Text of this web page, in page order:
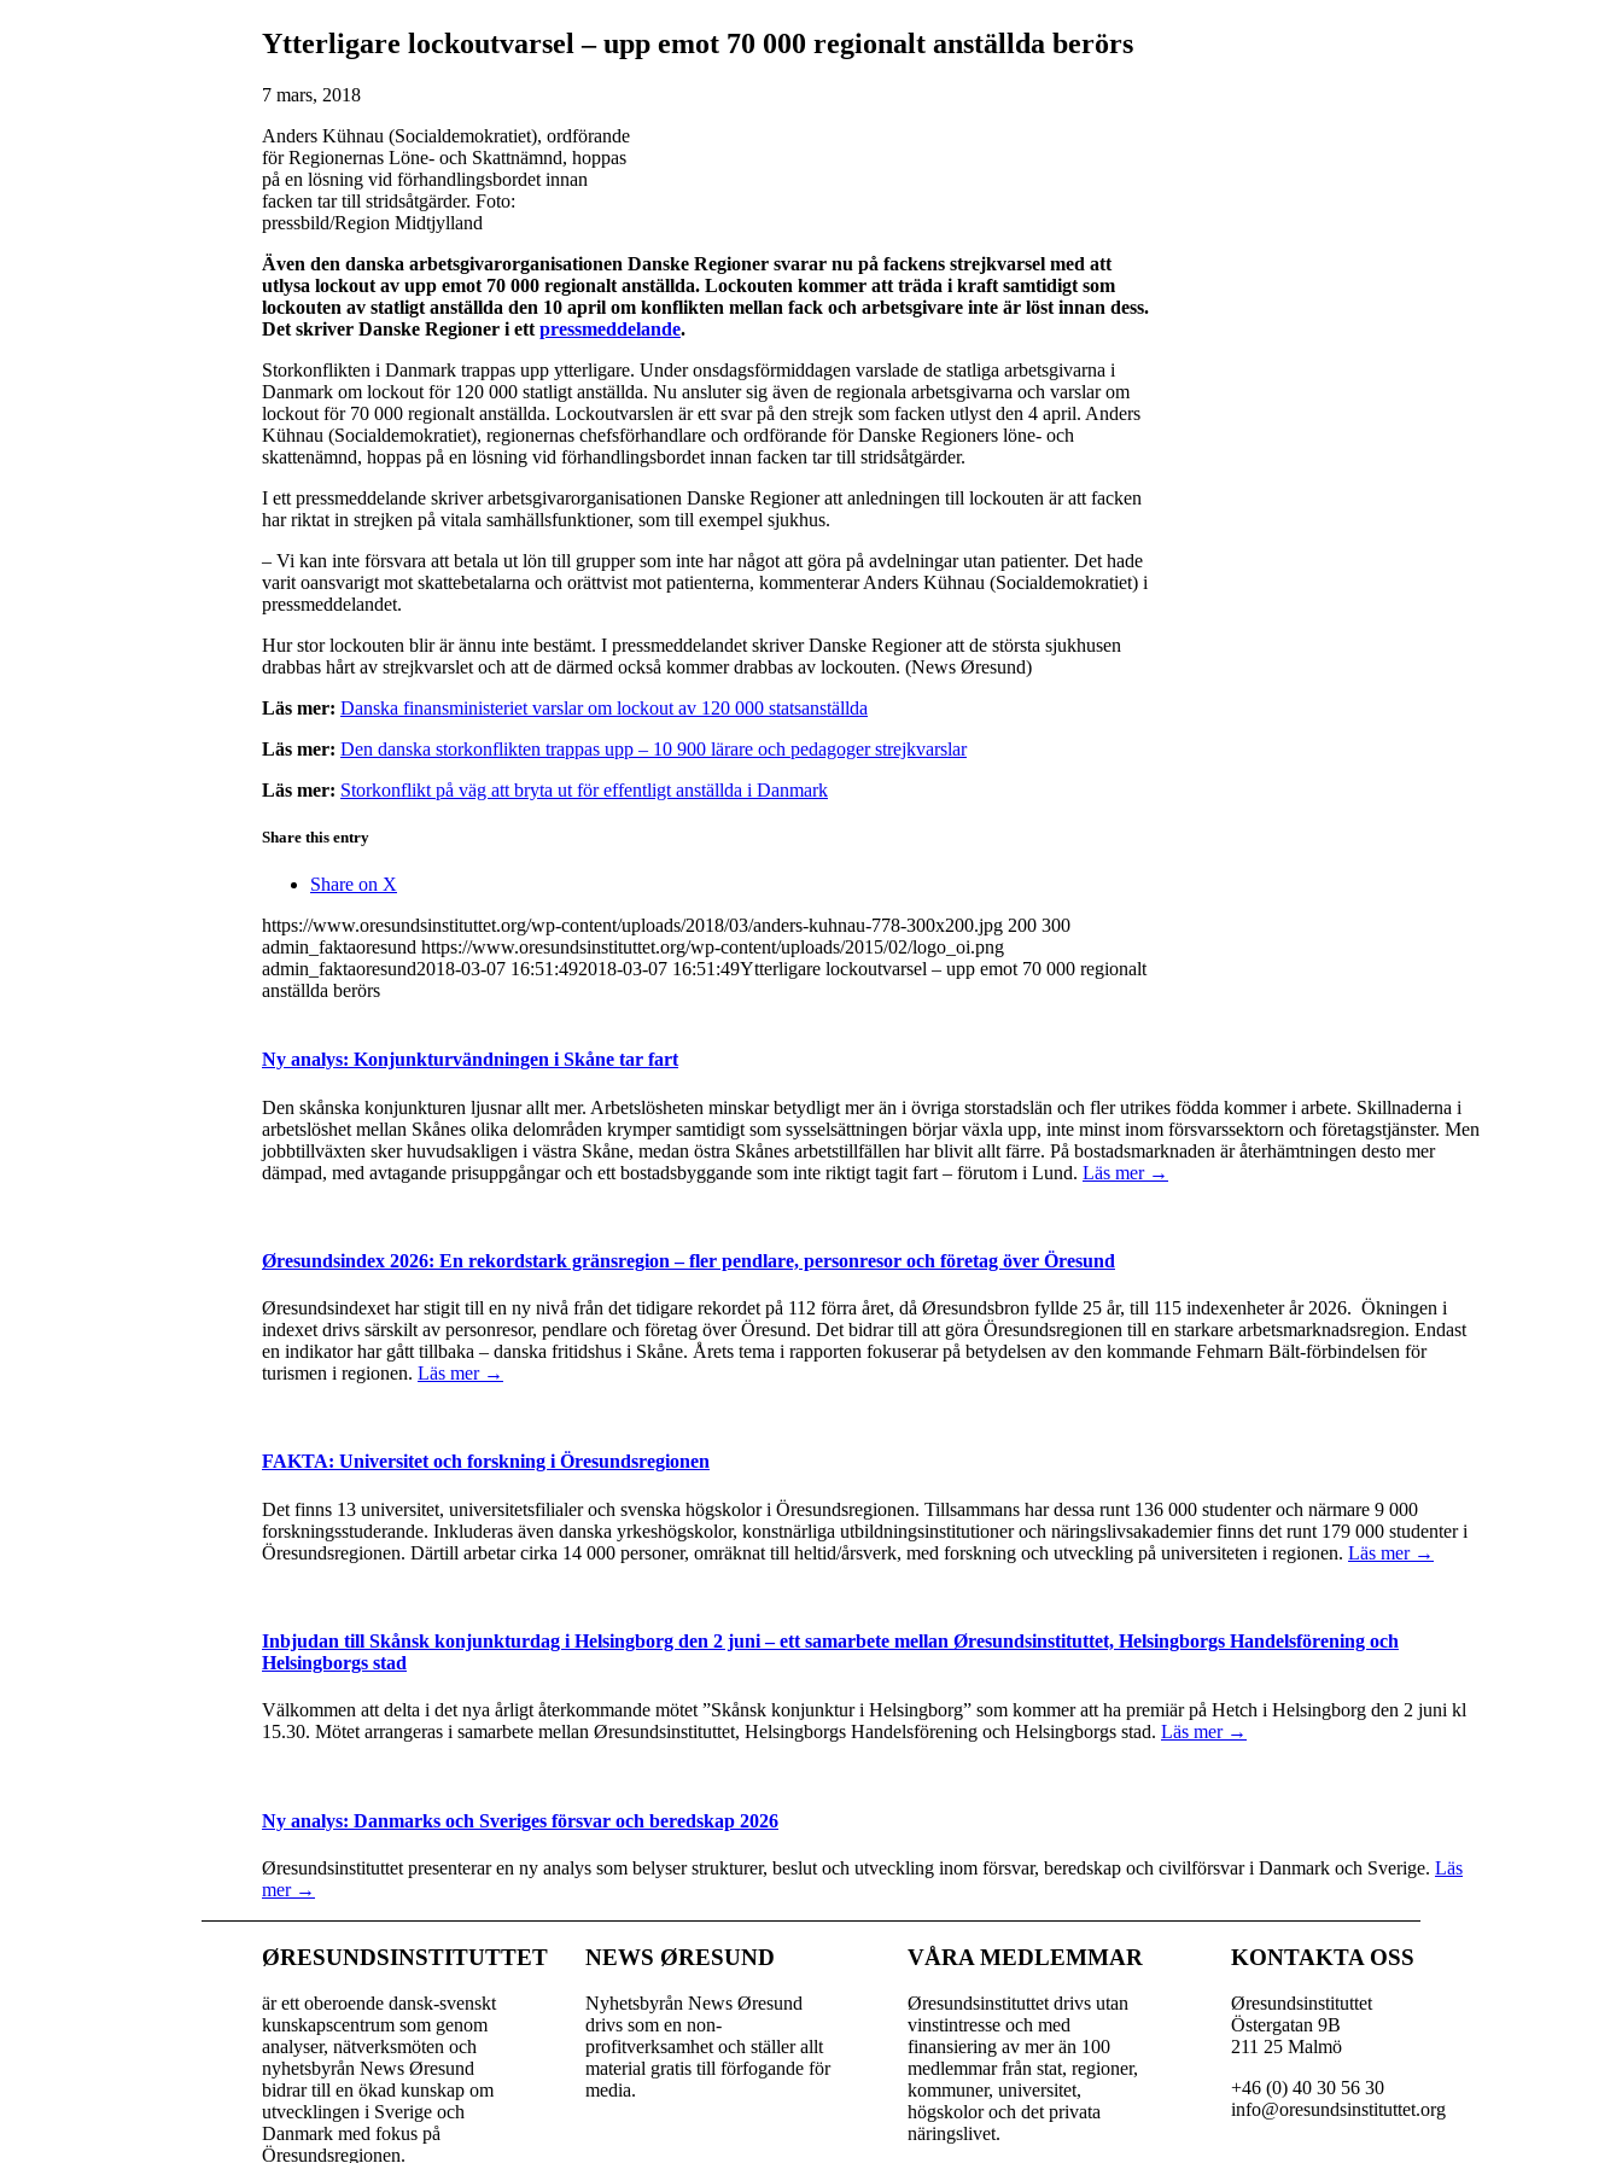
Ytterligare lockoutvarsel – upp emot 70 000 regionalt anställda berörs
7 mars, 2018
Anders Kühnau (Socialdemokratiet), ordförande
för Regionernas Löne- och Skattnämnd, hoppas
på en lösning vid förhandlingsbordet innan
facken tar till stridsåtgärder. Foto:
pressbild/Region Midtjylland
Även den danska arbetsgivarorganisationen Danske Regioner svarar nu på fackens strejkvarsel med att
utlysa lockout av upp emot 70 000 regionalt anställda. Lockouten kommer att träda i kraft samtidigt som
lockouten av statligt anställda den 10 april om konflikten mellan fack och arbetsgivare inte är löst innan dess.
Det skriver Danske Regioner i ett pressmeddelande.
Storkonflikten i Danmark trappas upp ytterligare. Under onsdagsförmiddagen varslade de statliga arbetsgivarna i
Danmark om lockout för 120 000 statligt anställda. Nu ansluter sig även de regionala arbetsgivarna och varslar om
lockout för 70 000 regionalt anställda. Lockoutvarslen är ett svar på den strejk som facken utlyst den 4 april. Anders
Kühnau (Socialdemokratiet), regionernas chefsförhandlare och ordförande för Danske Regioners löne- och
skattenämnd, hoppas på en lösning vid förhandlingsbordet innan facken tar till stridsåtgärder.
I ett pressmeddelande skriver arbetsgivarorganisationen Danske Regioner att anledningen till lockouten är att facken
har riktat in strejken på vitala samhällsfunktioner, som till exempel sjukhus.
– Vi kan inte försvara att betala ut lön till grupper som inte har något att göra på avdelningar utan patienter. Det hade
varit oansvarigt mot skattebetalarna och orättvist mot patienterna, kommenterar Anders Kühnau (Socialdemokratiet) i
pressmeddelandet.
Hur stor lockouten blir är ännu inte bestämt. I pressmeddelandet skriver Danske Regioner att de största sjukhusen
drabbas hårt av strejkvarslet och att de därmed också kommer drabbas av lockouten. (News Øresund)
Läs mer: Danska finansministeriet varslar om lockout av 120 000 statsanställda
Läs mer: Den danska storkonflikten trappas upp – 10 900 lärare och pedagoger strejkvarslar
Läs mer: Storkonflikt på väg att bryta ut för effentligt anställda i Danmark
Share this entry
Share on X
https://www.oresundsinstituttet.org/wp-content/uploads/2018/03/anders-kuhnau-778-300x200.jpg 200 300
admin_faktaoresund https://www.oresundsinstituttet.org/wp-content/uploads/2015/02/logo_oi.png
admin_faktaoresund2018-03-07 16:51:492018-03-07 16:51:49Ytterligare lockoutvarsel – upp emot 70 000 regionalt
anställda berörs
Ny analys: Konjunkturvändningen i Skåne tar fart
Den skånska konjunkturen ljusnar allt mer. Arbetslösheten minskar betydligt mer än i övriga storstadslän och fler utrikes födda kommer i arbete. Skillnaderna i
arbetslöshet mellan Skånes olika delområden krymper samtidigt som sysselsättningen börjar växla upp, inte minst inom försvarssektorn och företagstjänster. Men
jobbtillväxten sker huvudsakligen i västra Skåne, medan östra Skånes arbetstillfällen har blivit allt färre. På bostadsmarknaden är återhämtningen desto mer
dämpad, med avtagande prisuppgångar och ett bostadsbyggande som inte riktigt tagit fart – förutom i Lund. Läs mer →
Øresundsindex 2026: En rekordstark gränsregion – fler pendlare, personresor och företag över Öresund
Øresundsindexet har stigit till en ny nivå från det tidigare rekordet på 112 förra året, då Øresundsbron fyllde 25 år, till 115 indexenheter år 2026. Ökningen i
indexet drivs särskilt av personresor, pendlare och företag över Öresund. Det bidrar till att göra Öresundsregionen till en starkare arbetsmarknadsregion. Endast
en indikator har gått tillbaka – danska fritidshus i Skåne. Årets tema i rapporten fokuserar på betydelsen av den kommande Fehmarn Bält-förbindelsen för
turismen i regionen. Läs mer →
FAKTA: Universitet och forskning i Öresundsregionen
Det finns 13 universitet, universitetsfilialer och svenska högskolor i Öresundsregionen. Tillsammans har dessa runt 136 000 studenter och närmare 9 000
forskningsstuderande. Inkluderas även danska yrkeshögskolor, konstnärliga utbildningsinstitutioner och näringslivsakademier finns det runt 179 000 studenter i
Öresundsregionen. Därtill arbetar cirka 14 000 personer, omräknat till heltid/årsverk, med forskning och utveckling på universiteten i regionen. Läs mer →
Inbjudan till Skånsk konjunkturdag i Helsingborg den 2 juni – ett samarbete mellan Øresundsinstituttet, Helsingborgs Handelsförening och
Helsingborgs stad
Välkommen att delta i det nya årligt återkommande mötet ”Skånsk konjunktur i Helsingborg” som kommer att ha premiär på Hetch i Helsingborg den 2 juni kl
15.30. Mötet arrangeras i samarbete mellan Øresundsinstituttet, Helsingborgs Handelsförening och Helsingborgs stad. Läs mer →
Ny analys: Danmarks och Sveriges försvar och beredskap 2026
Øresundsinstituttet presenterar en ny analys som belyser strukturer, beslut och utveckling inom försvar, beredskap och civilförsvar i Danmark och Sverige. Läs
mer →
ØRESUNDSINSTITUTTET
är ett oberoende dansk-svenskt
kunskapscentrum som genom
analyser, nätverksmöten och
nyhetsbyrån News Øresund
bidrar till en ökad kunskap om
utvecklingen i Sverige och
Danmark med fokus på
Öresundsregionen.
NEWS ØRESUND
Nyhetsbyrån News Øresund
drivs som en non-
profitverksamhet och ställer allt
material gratis till förfogande för
media.
VÅRA MEDLEMMAR
Øresundsinstituttet drivs utan
vinst­intresse och med
finansiering av mer än 100
medlemmar från stat, regioner,
kommuner, universitet,
högskolor och det privata
näringslivet.
KONTAKTA OSS
Øresundsinstituttet
Östergatan 9B
211 25 Malmö
+46 (0) 40 30 56 30
info@oresundsinstituttet.org